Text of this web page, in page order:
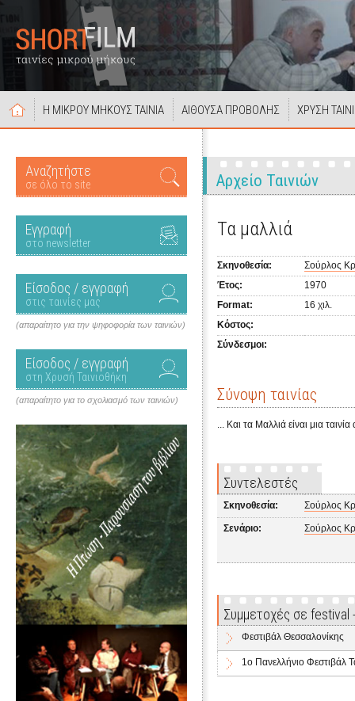
Η ΜΙΚΡΟΥ ΜΗΚΟΥΣ ΤΑΙΝΙΑ ΑΙΘΟΥΣΑ ΠΡΟΒΟΛΗΣ ΧΡΥΣΗ
Αναζητήστε
σε όλο το site
Εγγραφή
στο newsletter
Είσοδος / εγγραφή
στις ταινίες μας
(απαραίτητο για την ψηφοφορία των ταινιών)
Είσοδος / εγγραφή
στη Χρυσή Ταινιοθήκη
(απαραίτητο για το σχολιασμό των ταινιών)
Αρχείο Ταινιών
Τα μαλλιά
Σκηνοθεσία:
Σούρλος
Έτος:
1970
Format:
16 χιλ.
Κόστος:
Σύνδεσμοι:
Σύνοψη ταινίας
... Και τα Μαλλιά είναι μια
Συντελεστές
Σκηνοθεσία: Σούρλος
Σενάριο: Σούρλος
Συμμετοχές σε
Φεστιβάλ Θεσσαλονίκης
1ο Πανελλήνιο Φεστιβάλ